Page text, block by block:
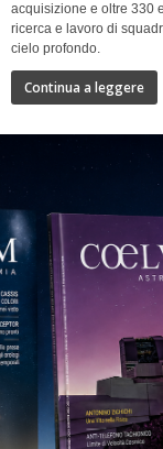
acquisizione e oltre 330
ricerca e lavoro di
cielo profondo.
Continua a leggere